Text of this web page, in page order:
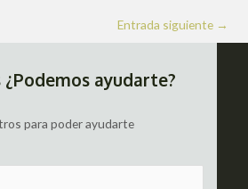
Entrada siguiente →
ayudarte?
para poder ayudarte